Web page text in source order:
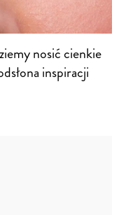
nosić cienkie
inspiracji